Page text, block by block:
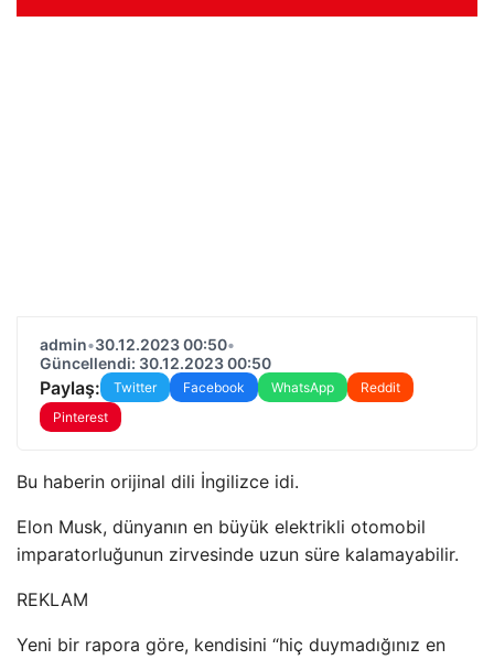
admin•30.12.2023 00:50•
Güncellendi: 30.12.2023 00:50
Paylaş: Twitter Facebook WhatsApp
Reddit
Pinterest
Bu haberin orijinal dili İngilizce idi.
Elon Musk, dünyanın en büyük elektrikli otomobil
imparatorluğunun zirvesinde uzun süre kalamayabilir.
REKLAM
Yeni bir rapora göre, kendisini “hiç duymadığınız en